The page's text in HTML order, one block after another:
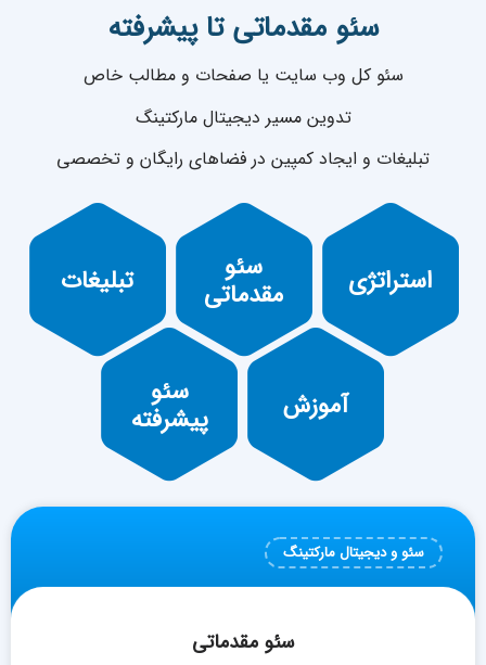
سئو مقدماتی تا پیشرفته
سئو کل وب سایت یا صفحات و مطالب خاص
تدوین مسیر دیجیتال مارکتینگ
تبلیغات و ایجاد کمپین در فضاهای رایگان و تخصصی
تبلیغات
تبلیغ محصول
یا برند سئو
مقدماتی
مقرون به
صرفه استراتژی
محتوایی
مناسب بعد از
سئو
پیشرفته
پیشی گرفتن
از رقبا آموزش
های مقدماتی
برای مشتریان
سئو و دیجیتال مارکتینگ
سئو مقدماتی